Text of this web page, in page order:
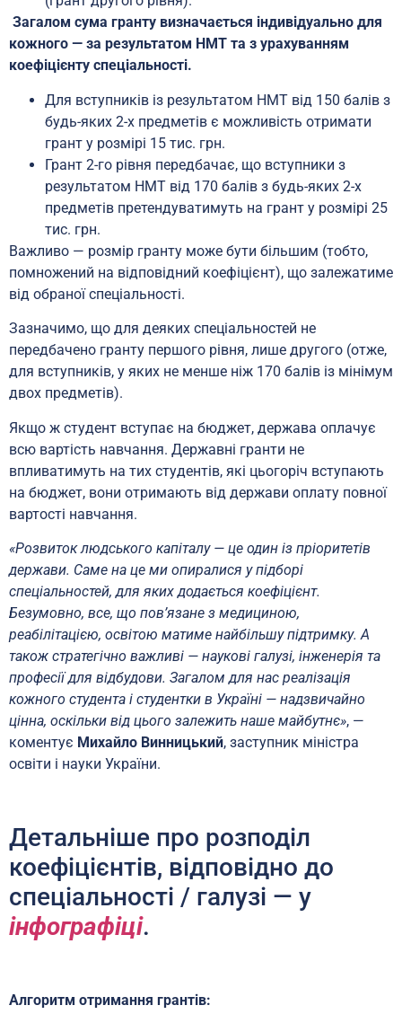
Загалом сума гранту визначається індивідуально для
кожного — за результатом НМТ та з урахуванням
коефіцієнту спеціальності.
Для вступників із результатом НМТ від 150 балів з
будь-яких 2-х предметів є можливість отримати
грант у розмірі 15 тис. грн.
Грант 2-го рівня передбачає, що вступники з
результатом НМТ від 170 балів з будь-яких 2-х
предметів претендуватимуть на грант у розмірі 25
тис. грн.
Важливо — розмір гранту може бути більшим (тобто,
помножений на відповідний коефіцієнт), що залежатиме
від обраної спеціальності.
Зазначимо, що для деяких спеціальностей не
передбачено гранту першого рівня, лише другого (отже,
для вступників, у яких не менше ніж 170 балів із мінімум
двох предметів).
Якщо ж студент вступає на бюджет, держава оплачує
всю вартість навчання. Державні гранти не
впливатимуть на тих студентів, які цьогоріч вступають
на бюджет, вони отримають від держави оплату повної
вартості навчання.
«Розвиток людського капіталу — це один із пріоритетів
держави. Саме на це ми опиралися у підборі
спеціальностей, для яких додається коефіцієнт.
Безумовно, все, що повʼязане з медициною,
реабілітацією, освітою матиме найбільшу підтримку. А
також стратегічно важливі — наукові галузі, інженерія та
професії для відбудови. Загалом для нас реалізація
кожного студента і студентки в Україні — надзвичайно
цінна, оскільки від цього залежить наше майбутнє», —
коментує Михайло Винницький, заступник міністра
освіти і науки України.
Детальніше про розподіл
коефіцієнтів, відповідно до
спеціальності / галузі — у
інфографіці.
Алгоритм отримання грантів: